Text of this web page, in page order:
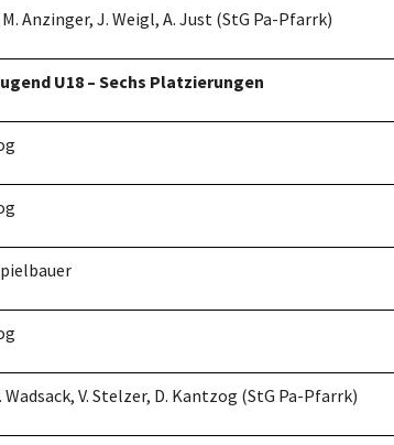
Anzinger, J. Weigl, A. Just (StG Pa-Pfarrk)
U18 – Sechs Platzierungen
Wadsack, V. Stelzer, D. Kantzog (StG Pa-Pfarrk)